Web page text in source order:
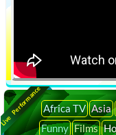
Live PerformanceAfrica TV Asia
Funny Films